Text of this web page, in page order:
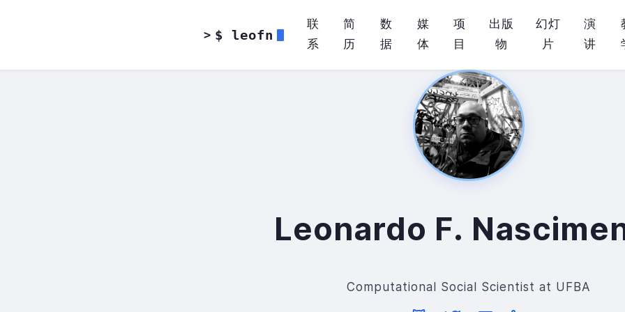
> $ leofn
联
系
简
历
数
据
媒
体
项
目
出版
物
幻灯
片
演
讲
Leonardo F.
Computational Social Scientist at UFBA